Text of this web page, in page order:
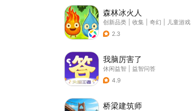
森林冰火人
创新品类 收集 奇幻
儿童游戏
2.3
我脑厉害了
休闲益智
益智问答
4.9
桥梁建筑师